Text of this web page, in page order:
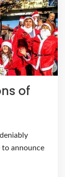
of
to announce